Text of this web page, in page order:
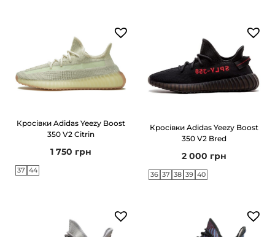
Кросівки Adidas Yeezy Boost
350 V2 Citrin
1 750 грн
37 44
Кросівки Adidas Yeezy Boost
350 V2 Bred
2 000 грн
36 37 38 39 40